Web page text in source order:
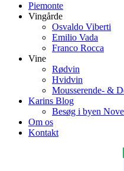
Piemonte
Vingårde
Osvaldo Viberti
Emilio Vada
Franco Rocca
Vine
Rødvin
Hvidvin
Mousserende- &
Karins Blog
Besøg i byen
Om os
Kontakt